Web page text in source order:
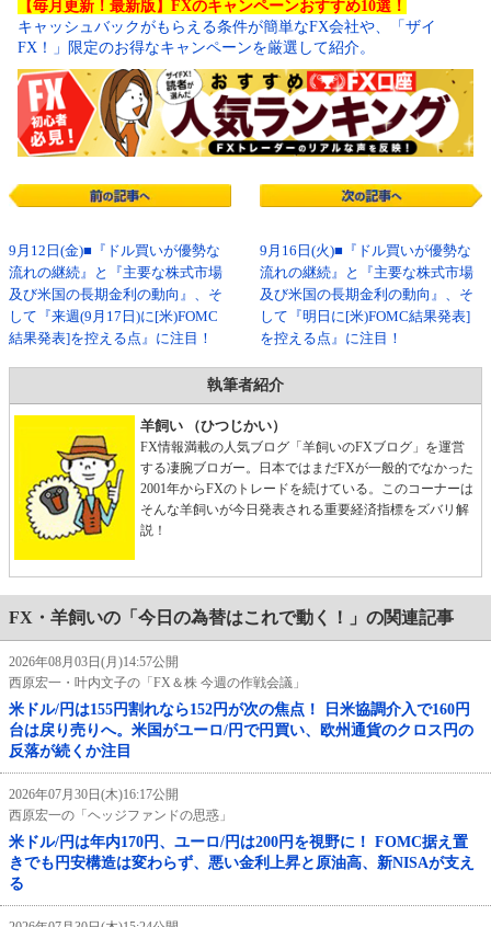
【毎月更新！最新版】FXのキャンペーンおすすめ10選！
キャッシュバックがもらえる条件が簡単なFX会社や、「ザイ
FX！」限定のお得なキャンペーンを厳選して紹介。
9月12日(金)■『ドル買いが優勢な
流れの継続』と『主要な株式市場
及び米国の長期金利の動向』、そ
して『来週(9月17日)に[米)FOMC
結果発表]を控える点』に注目！
9月16日(火)■『ドル買いが優勢な
流れの継続』と『主要な株式市場
及び米国の長期金利の動向』、そ
して『明日に[米)FOMC結果発表]
を控える点』に注目！
執筆者紹介
羊飼い （ひつじかい）
FX情報満載の人気ブログ「羊飼いのFXブログ」を運営
する凄腕ブロガー。日本ではまだFXが一般的でなかった
2001年からFXのトレードを続けている。このコーナーは
そんな羊飼いが今日発表される重要経済指標をズバリ解
説！
FX・羊飼いの「今日の為替はこれで動く！」の関連記事
2026年08月03日(月)14:57公開
西原宏一・叶内文子の「FX＆株 今週の作戦会議」
米ドル/円は155円割れなら152円が次の焦点！ 日米協調介入で160円
台は戻り売りへ。米国がユーロ/円で円買い、欧州通貨のクロス円の
反落が続くか注目
2026年07月30日(木)16:17公開
西原宏一の「ヘッジファンドの思惑」
米ドル/円は年内170円、ユーロ/円は200円を視野に！ FOMC据え置
きでも円安構造は変わらず、悪い金利上昇と原油高、新NISAが支え
る